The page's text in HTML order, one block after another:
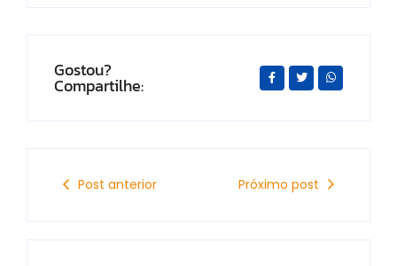
Gostou?
Compartilhe:
Post anterior Próximo post